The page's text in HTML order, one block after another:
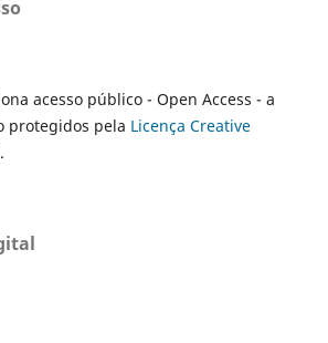
acesso público - Open Access - a
protegidos pela Licença Creative